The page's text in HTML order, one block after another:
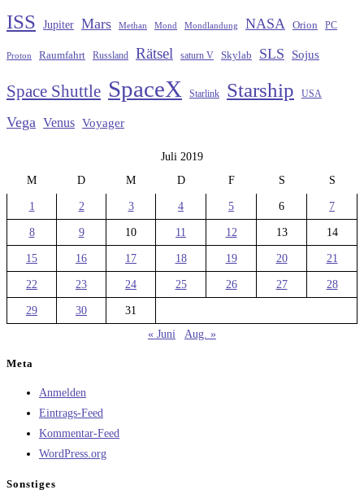
ISS Jupiter Mars Methan Mond Mondlandung NASA Orion PC
Proton Raumfahrt Russland Rätsel saturn V Skylab SLS Sojus
Space Shuttle SpaceX Starlink Starship USA
Vega Venus Voyager
Juli 2019
M
D M D F S S
1 2 3 4 5 6 7
8 9 10 11 12 13 14
15 16 17 18 19 20 21
22 23 24 25 26 27 28
29 30
31
« Juni
Aug. »
Meta
Anmelden
Eintrags-Feed
Kommentar-Feed
WordPress.org
Sonstiges